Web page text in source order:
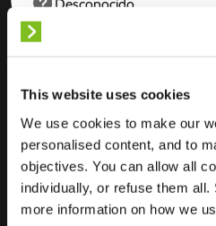
This website uses cookies
We use cookies to make our
personalised content, and to
objectives. You can allow all
individually, or refuse them
more information on how we
Desconocido
Ubicación